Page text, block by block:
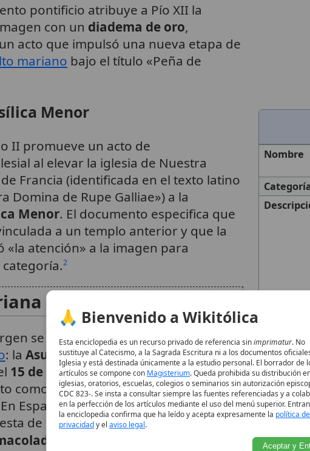
Nombre
Fecha de
Tipo
pontificio atribuye a Pío XII la
con un diadema de oro,
acto que impulsó una nueva etapa de
mariano bajo el título «Peña de
Menor
II promueve un acto de
al elevar la iglesia de Nuestra
Francia (identificada en el texto latino
Domina de Rupe Galliae») a la
Menor. El documento especifica que
a un templo anterior y que la
«la atención» a la imagen para
2
y fecha de celebración
se sitúa orgánicamente dentro del
: la Asunción de la Santísima Virgen
15 de agosto, posee una hondura que
como profundamente incorporada a
España, la fiesta llega a funcionar
de la Virgen», con denominaciones
🙏 Bienvenido a Wikitólica
Esta enciclopedia es un recurso privado de referencia sinimprimatur. No
sustituye al Catecismo, a la Sagrada Escritura ni a los documentos
Iglesia y está destinada únicamente a la estudio personal. El borrador de
artículos se compone con Magisterium. Queda prohibida su distribución
iglesias, oratorios, escuelas, colegios o seminarios sin autorización
CDC 823-. Se insta a consultar siempre las fuentes referenciadas y a
en la perfección de los artículos mediante el uso del menú superior.
la enciclopedia confirma que ha leído y acepta expresamente la política de
privacidady el aviso legal.
Aceptar y